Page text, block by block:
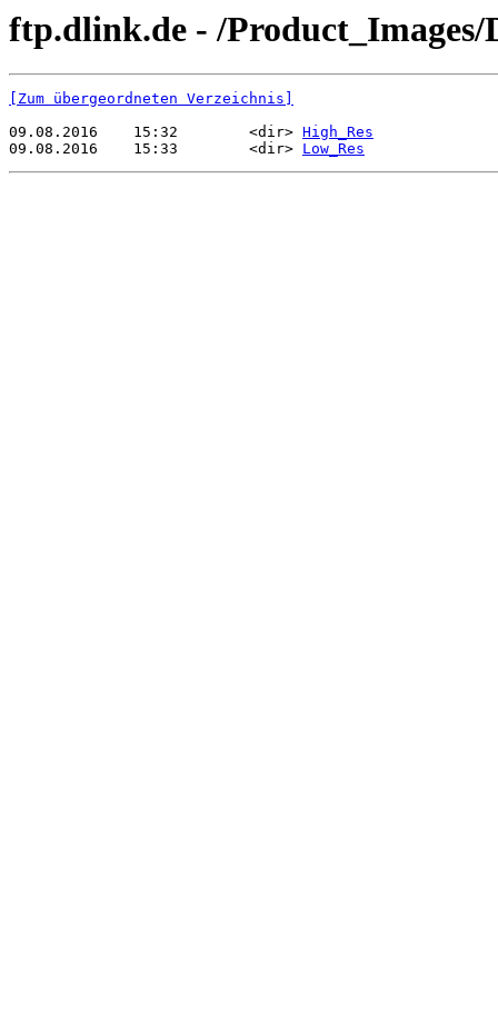
ftp.dlink.de - /Product_Images/
[Zum übergeordneten Verzeichnis]
09.08.2016    15:32        <dir> High_Res
09.08.2016    15:33        <dir> Low_Res